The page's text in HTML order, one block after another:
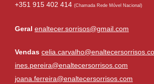
+351 915 402 414 (Chamada Rede Móvel Nacional)
Geral enaltecer.sorrisos@gmail.com
Vendas
ines.pereira@enaltecersorrisos.com
joana.ferreira@enaltecersorrisos.com